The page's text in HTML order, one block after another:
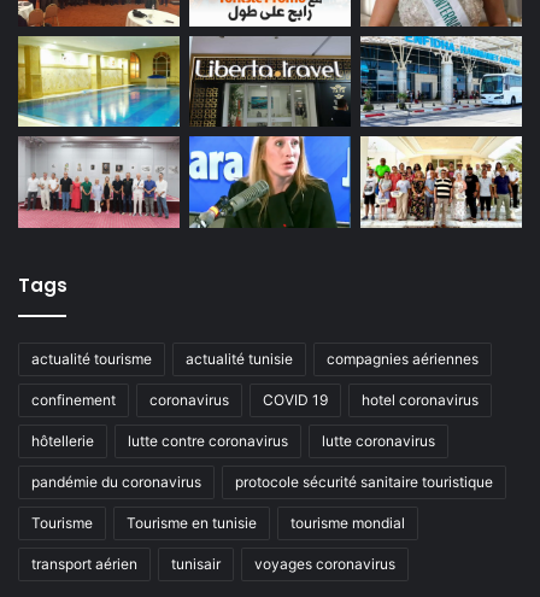
Tags
actualité tourisme actualité tunisie compagnies aériennes
confinement coronavirus COVID 19 hotel coronavirus
hôtellerie lutte contre coronavirus lutte coronavirus
pandémie du coronavirus protocole sécurité sanitaire touristique
Tourisme Tourisme en tunisie tourisme mondial
transport aérien tunisair voyages coronavirus